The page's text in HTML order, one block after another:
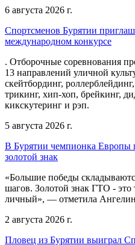
6 августа 2026 г.
Спортсменов Бурятии
международном конкурсе
. Отборочные соревнования
13 направлений уличной
скейтбординг,
трикинг, хип-хоп, брейкинг,
кикскутеринг и рэп.
5 августа 2026 г.
В Бурятии чемпионка Европы
золотой знак
«Большие победы
шагов. Золотой знак ГТО - это
личный», — отметила
2 августа 2026 г.
Пловец из Бурятии выиграл